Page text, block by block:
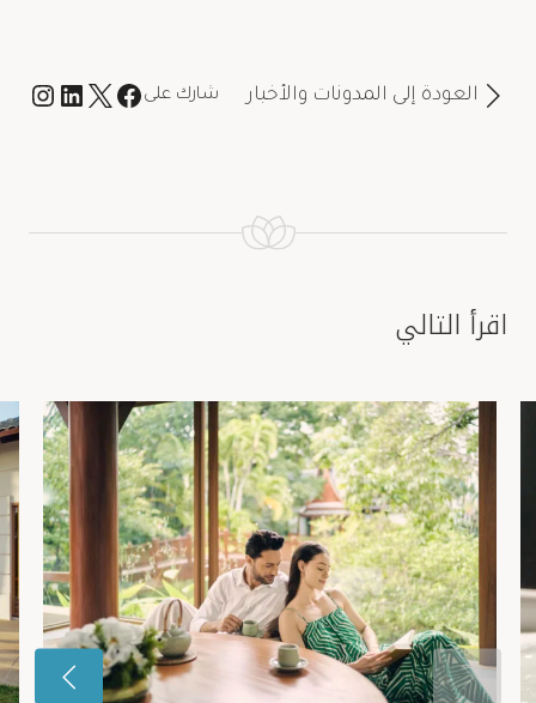
العودة إلى المدونات والأخبار شارك على
اقرأ التالي